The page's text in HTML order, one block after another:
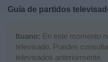
Guía de partidos
Ituano: En este momento
televisado. Puedes
televisados anteriormente.
Noticias
Widget